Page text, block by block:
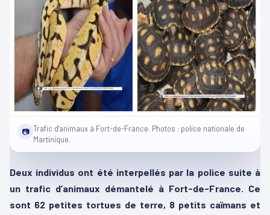
📷 Trafic d'animaux à Fort-de-France. Photos : police nationale de
Martinique.
Deux individus ont été interpellés par la police suite à
un trafic d’animaux démantelé à Fort-de-France. Ce
sont 62 petites tortues de terre, 8 petits caïmans et